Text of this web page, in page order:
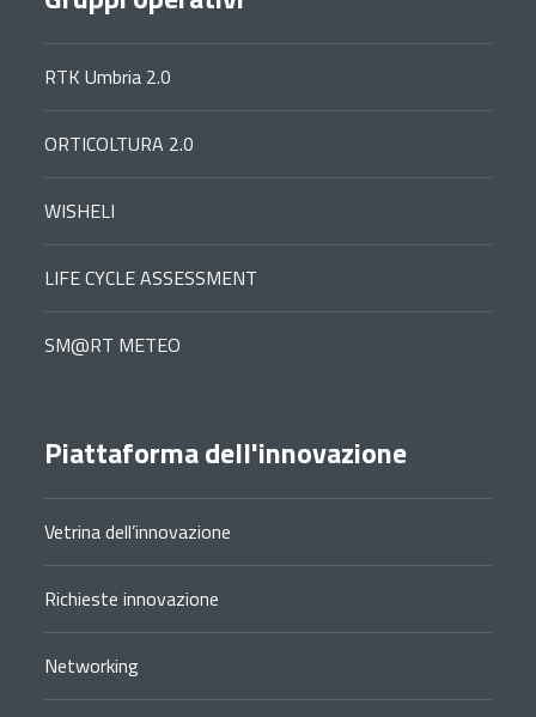
RTK Umbria 2.0
ORTICOLTURA 2.0
WISHELI
LIFE CYCLE ASSESSMENT
SM@RT METEO
Piattaforma dell'innovazione
Vetrina dell’innovazione
Richieste innovazione
Networking